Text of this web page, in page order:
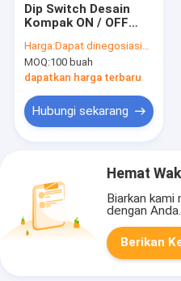
Dip Switch Desain
Kompak ON / OFF
Lampu Langit-langit
Dan Lampu Tri-
Buktinya
Harga:Dapat dinegosiasikan
MOQ:100 buah
dapatkan harga terbaru
Hubungi sekarang
Hemat
Biarkan kami
dengan Anda.
Berikan